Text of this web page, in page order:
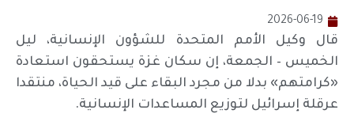
2026-06-19
قال وكيل الأمم المتحدة للشؤون الإنسانية، ليل
الخميس – الجمعة، إن سكان غزة يستحقون استعادة
«كرامتهم» بدلا من مجرد البقاء على قيد الحياة، منتقدا
عرقلة إسرائيل لتوزيع المساعدات الإنسانية.